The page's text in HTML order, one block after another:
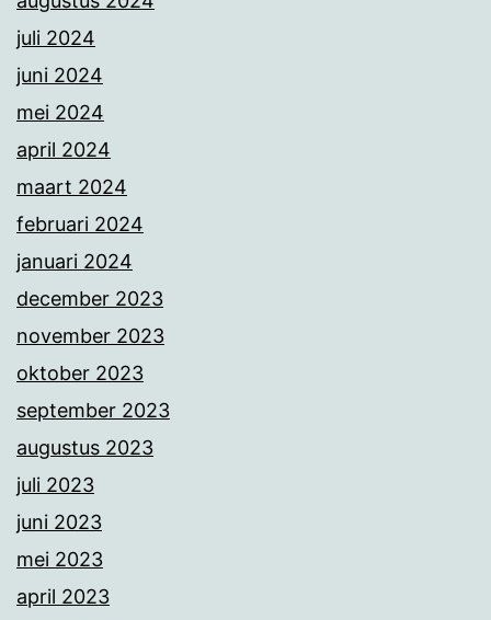
juli 2024
juni 2024
mei 2024
april 2024
maart 2024
februari 2024
januari 2024
december 2023
november 2023
oktober 2023
september 2023
augustus 2023
juli 2023
juni 2023
mei 2023
april 2023